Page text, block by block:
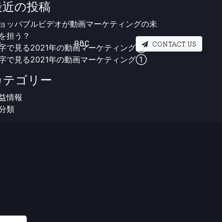
ABC CONTACT US
の投稿
ッパブルビデオが動画マーケティングの未
担う？
で見る2021年の動画マーケティング②
で見る2021年の動画マーケティング①
ゴリー
情報
類